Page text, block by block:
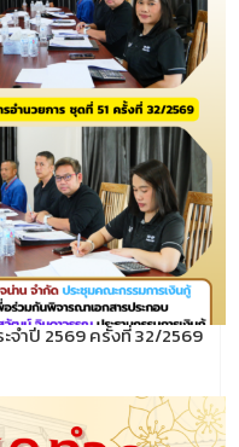
จำปี 2569 ครั้งที่ 32/2569